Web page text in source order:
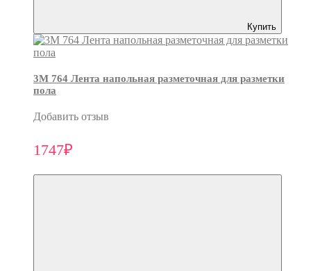
Купить
3M 764 Лента напольная разметочная для разметки
пола
Добавить отзыв
1747₽